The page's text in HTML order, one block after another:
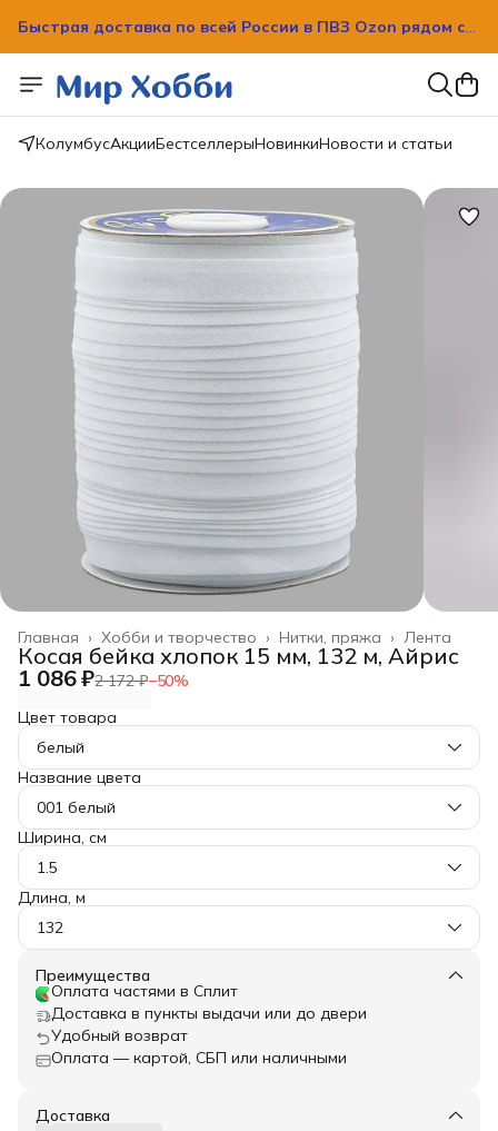
Быстрая доставка по всей России в ПВЗ Ozon рядом с
Быстрая доставка по всей России в ПВЗ Ozon рядом с
вашим домом!
КолумбусАкцииБестселлерыНовинкиНовости и статьи
Лента
Нитки, пряжа ›
Хобби и творчество ›
Главная ›
Косая бейка хлопок 15 мм, 132 м, Айрис
1 086 ₽2 172 ₽−50%
Цвет товара
белый
Название цвета
001 белый
Ширина, см
1.5
Длина, м
132
Преимущества
Оплата частями в Сплит
Доставка в пункты выдачи или до двери
Удобный возврат
Оплата — картой, СБП или наличными
Доставка